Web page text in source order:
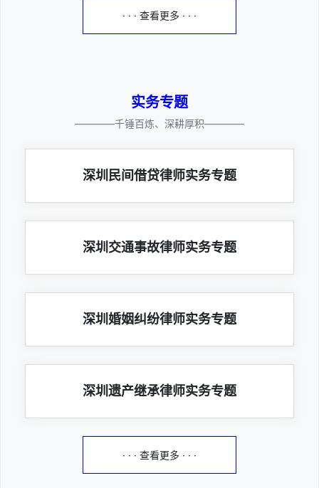
· · · 查看更多 · · ·
实务专题
————千锤百炼、深耕厚积————
深圳民间借贷律师实务专题
深圳交通事故律师实务专题
深圳婚姻纠纷律师实务专题
深圳遗产继承律师实务专题
· · · 查看更多 · · ·